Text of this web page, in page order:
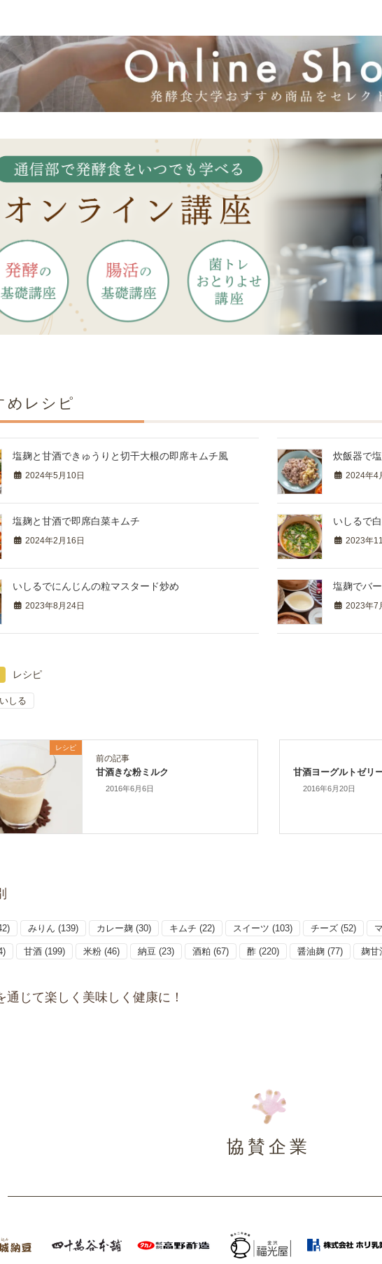
めレシピ
塩麹と甘酒できゅうりと切干大根の即席キムチ風
2024年5月10日
炊飯器で
2024年4
塩麹と甘酒で即席白菜キムチ
2024年2月16日
いしるで
2023年
いしるでにんじんの粒マスタード炒め
2023年8月24日
塩麹でバ
2023年7
レシピ
いしる
レシピ
前の記事
甘酒きな粉ミルク
2016年6月6日
甘酒ヨーグルトゼリ
2016年6月20日
みりん (139) カレー麹 (30) キムチ (22) スイーツ (103) チーズ (52)
甘酒 (199) 米粉 (46) 納豆 (23) 酒粕 (67) 酢 (220) 醤油麹 (77) 麹甘
通じて楽しく美味しく健康に！
協賛企業